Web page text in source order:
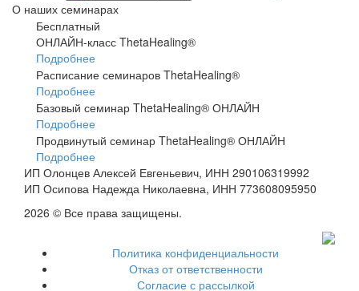
О наших семинарах
Бесплатный
ОНЛАЙН-класс ThetaHealing®
Подробнее
Расписание семинаров ThetaHealing®
Подробнее
Базовый семинар ThetaHealing® ОНЛАЙН
Подробнее
Продвинутый семинар ThetaHealing® ОНЛАЙН
Подробнее
ИП Олонцев Алексей Евгеньевич, ИНН 290106319992
ИП Осипова Надежда Николаевна, ИНН 773608095950
2026 © Все права защищены.
Политика конфиденциальности
Отказ от ответственности
Согласие с рассылкой